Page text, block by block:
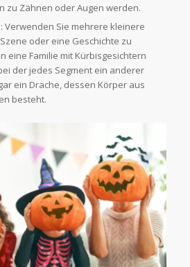
zu Zähnen oder Augen werden.
: Verwenden Sie mehrere kleinere
oder eine Geschichte zu
eine Familie mit Kürbisgesichtern
der jedes Segment ein anderer
ein Drache, dessen Körper aus
besteht.